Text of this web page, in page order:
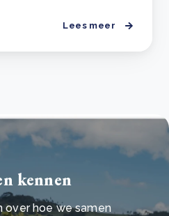
Lees meer
kennen
over hoe we samen